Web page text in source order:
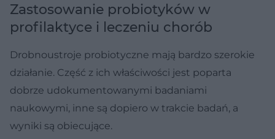
Zastosowanie probiotyków w
profilaktyce i leczeniu chorób
Drobnoustroje probiotyczne mają bardzo szerokie
działanie. Część z ich właściwości jest poparta
dobrze udokumentowanymi badaniami
naukowymi, inne są dopiero w trakcie badań, a
wyniki są obiecujące.